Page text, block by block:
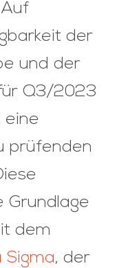
der
und der
Q3/2023
eine
prüfenden
Grundlage
dem
Sigma, der